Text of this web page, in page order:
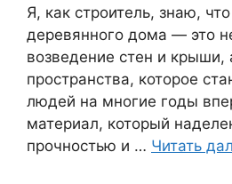
Я, как строитель, знаю,
деревянного дома — это
возведение стен и крыши,
пространства, которое
людей на многие годы
материал, который
прочностью и … Читать